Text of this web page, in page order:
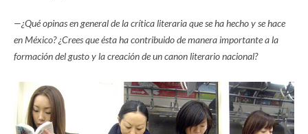
—¿Qué opinas en general de la crítica literaria que se ha hecho y se hace
en México? ¿Crees que ésta ha contribuido de manera importante a la
formación del gusto y la creación de un canon literario nacional?